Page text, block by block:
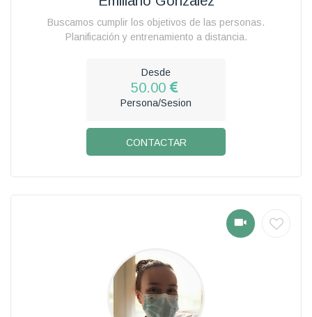
Buscamos cumplir los objetivos de las personas.
Planificación y entrenamiento a distancia.
Desde
50.00
Persona/Sesion
CONTACTAR